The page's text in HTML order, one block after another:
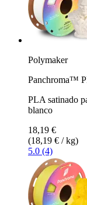
Polymaker
Panchroma™
PLA satinado
blanco
18,19 €
(18,19 € / kg)
5.0 (4)